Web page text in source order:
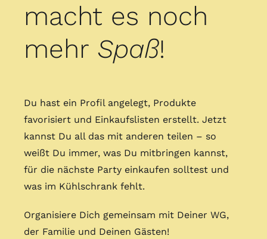
macht es noch
mehr Spaß!
Du hast ein Profil angelegt, Produkte
favorisiert und Einkaufslisten erstellt. Jetzt
kannst Du all das mit anderen teilen – so
weißt Du immer, was Du mitbringen kannst,
für die nächste Party einkaufen solltest und
was im Kühlschrank fehlt.
Organisiere Dich gemeinsam mit Deiner WG,
der Familie und Deinen Gästen!